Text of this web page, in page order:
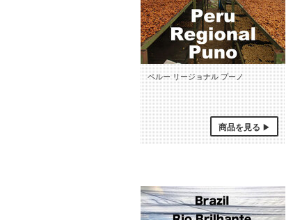
ペルー リージョナル プーノ
ペルー リージョナル プーノ
商品を見る